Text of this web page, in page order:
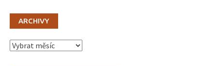
ARCHIVY
Archivy